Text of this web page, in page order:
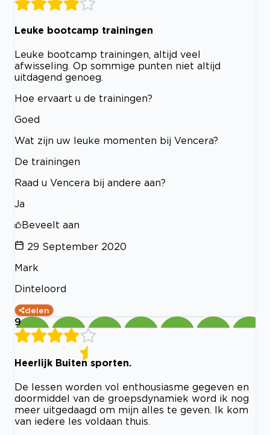
Leuke bootcamp trainingen
Leuke bootcamp trainingen, altijd veel
afwisseling. Op sommige punten niet altijd
uitdagend genoeg.
Hoe ervaart u de trainingen?
Goed
Wat zijn uw leuke momenten bij Vencera?
De trainingen
Raad u Vencera bij andere aan?
Ja
Beveelt aan
29 September 2020
Mark
Dinteloord
delen
9
Heerlijk Buiten sporten.
De lessen worden vol enthousiasme gegeven en
doormiddel van de groepsdynamiek word ik nog
meer uitgedaagd om mijn alles te geven. Ik kom
van iedere les voldaan thuis.